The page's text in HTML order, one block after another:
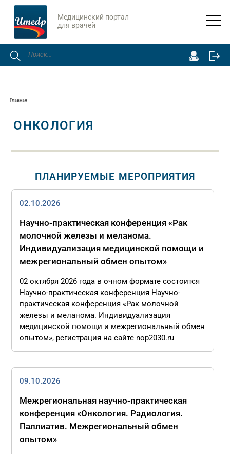
Медицинский портал
для врачей
Главная
ОНКОЛОГИЯ
ПЛАНИРУЕМЫЕ МЕРОПРИЯТИЯ
02.10.2026
Научно-практическая конференция «Рак
молочной железы и меланома.
Индивидуализация медицинской помощи и
межрегиональный обмен опытом»
02 октября 2026 года в очном формате состоится
Научно-практическая конференция Научно-
практическая конференция «Рак молочной
железы и меланома. Индивидуализация
медицинской помощи и межрегиональный обмен
опытом», регистрация на сайте nop2030.ru
09.10.2026
Межрегиональная научно-практическая
конференция «Онкология. Радиология.
Паллиатив. Межрегиональный обмен
опытом»